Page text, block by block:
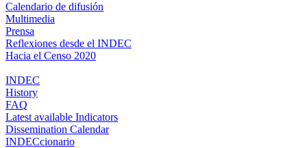
Calendario de difusión
Multimedia
Prensa
Reflexiones desde el INDEC
Hacia el Censo 2020
INDEC
History
FAQ
Latest available Indicators
Dissemination Calendar
INDECcionario